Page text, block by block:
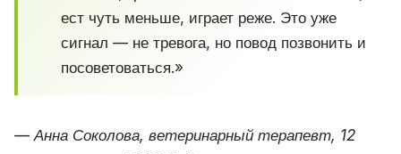
ест чуть меньше, играет реже. Это уже
сигнал — не тревога, но повод позвонить и
посоветоваться.»
— Анна Соколова, ветеринарный терапевт, 12